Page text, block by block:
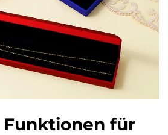
für